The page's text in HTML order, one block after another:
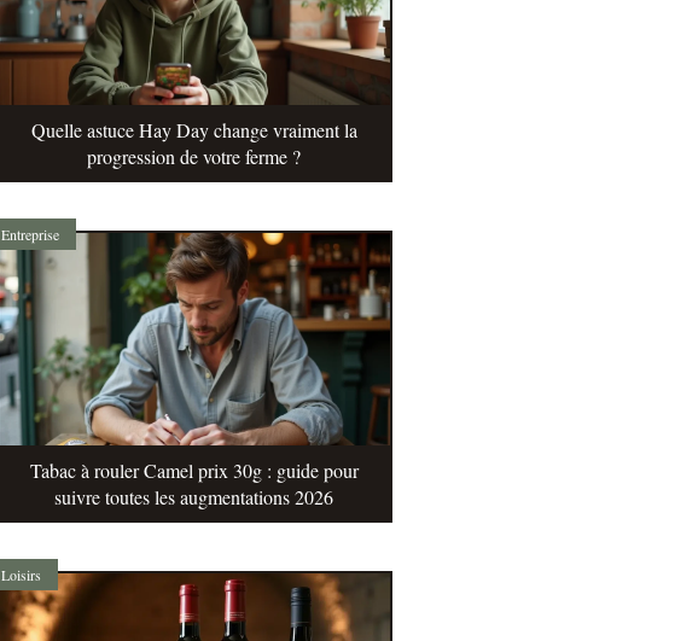
Quelle astuce Hay Day change vraiment la
progression de votre ferme ?
Entreprise
Tabac à rouler Camel prix 30g : guide pour
suivre toutes les augmentations 2026
Loisirs